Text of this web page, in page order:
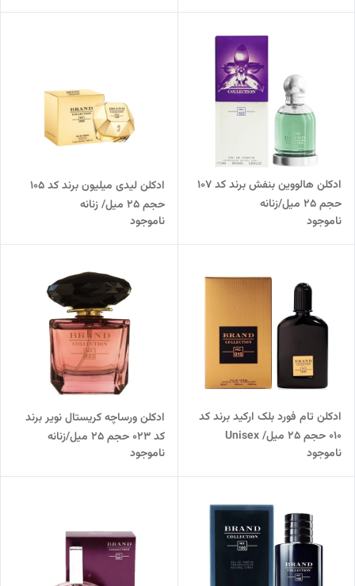
ادکلن هالووین بنفش برند کد 107
حجم 25 میل/زنانه
ناموجود
ادکلن لیدی میلیون برند کد 105
حجم 25 میل/ زنانه
ناموجود
ادکلن تام فورد بلک ارکید برند کد
010 حجم 25 میل/ Unisex
ناموجود
ادکلن ورساچه کریستال نویر برند
کد 023 حجم 25 میل/زنانه
ناموجود